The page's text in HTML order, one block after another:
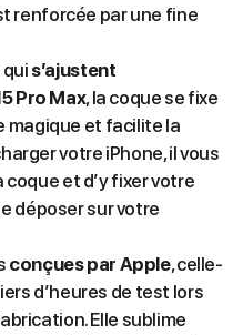
renforcée par une fine
s’ajustent
Pro Max, la coque se fixe
magique et facilite la
votre iPhone, il vous
et d’y fixer votre
déposer sur votre
conçues par Apple, celle-
d’heures de test lors
Elle sublime